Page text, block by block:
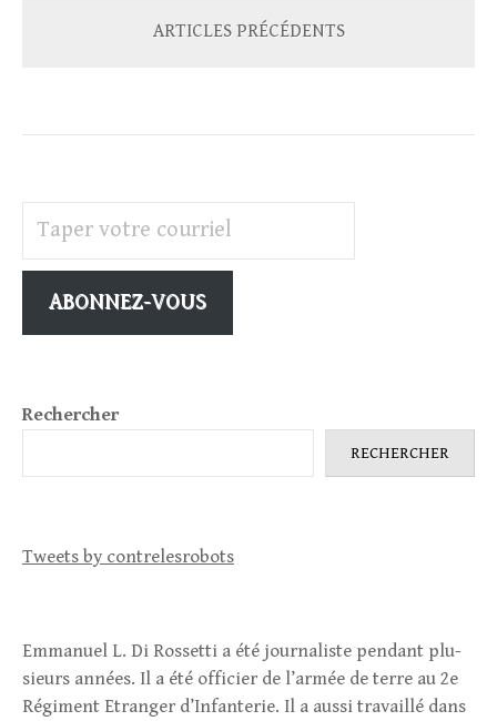
ARTICLES PRÉCÉDENTS
Taper votre courriel
ABONNEZ-VOUS
Rechercher
RECHERCHER
Tweets by contrelesrobots
Emma­nuel L. Di Ros­setti a été jour­na­liste pen­dant plu­
sieurs années. Il a été offi­cier de l’armée de terre au 2e
Régiment Etranger d’Infanterie. Il a aussi tra­vaillé dans